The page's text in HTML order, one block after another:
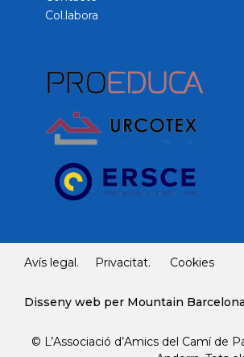
Col.labora
Avís legal. Privacitat. Cookies
Disseny web per Mountain Barcelona
© L’Associació d’Amics del Camí de